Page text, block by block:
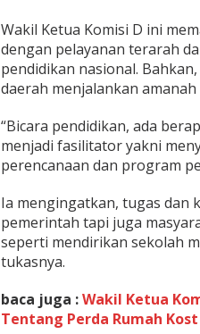
S
a
t
u
C
r
a
P
e
b
a
i
k
u
a
Wakil Ketua Komisi D ini
dengan pelayanan terarah
pendidikan nasional.
daerah menjalankan
“Bicara pendidikan, ada
menjadi fasilitator yakni
perencanaan dan program
Ia mengingatkan, tugas dan
pemerintah tapi juga
seperti mendirikan sekolah
tukasnya.
baca juga :Wakil Ketua
Tentang Perda Rumah Kost